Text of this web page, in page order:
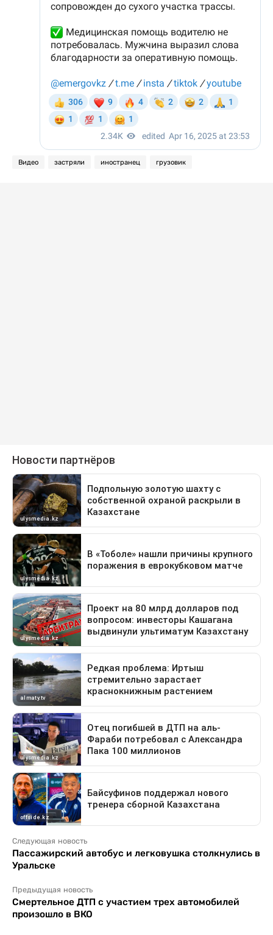
Видео застряли иностранец грузовик
Следующая новость
Пассажирский автобус и легковушка столкнулись в
Уральске
Предыдущая новость
Смертельное ДТП с участием трех автомобилей
произошло в ВКО